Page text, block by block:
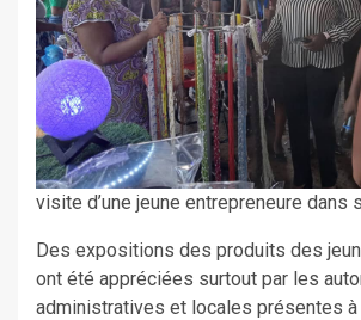
visite d’une jeune entrepreneure dans
Des expositions des produits des
ont été appréciées surtout par les
administratives et locales présentes